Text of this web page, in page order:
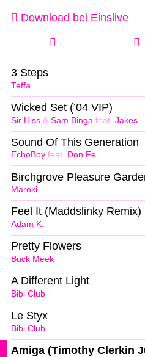
Download bei Einslive
Teffa
3 Steps
Sir Hiss & Sam Binga feat. Jakes
Wicked Set (’04 VIP)
EchoBoy feat. Don Fe
Sound Of This Generation
Maroki
Birchgrove Pleasure
Adam K.
Feel It (Maddslinky Remix)
Buck Meek
Pretty Flowers
Bibi Club
A Different Light
Bibi Club
Le Styx
Amiga (Timothy Clerkin